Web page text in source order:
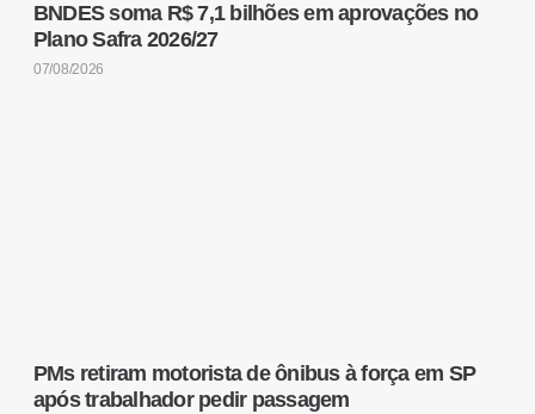
BNDES soma R$ 7,1 bilhões em aprovações no
Plano Safra 2026/27
07/08/2026
PMs retiram motorista de ônibus à força em SP
após trabalhador pedir passagem